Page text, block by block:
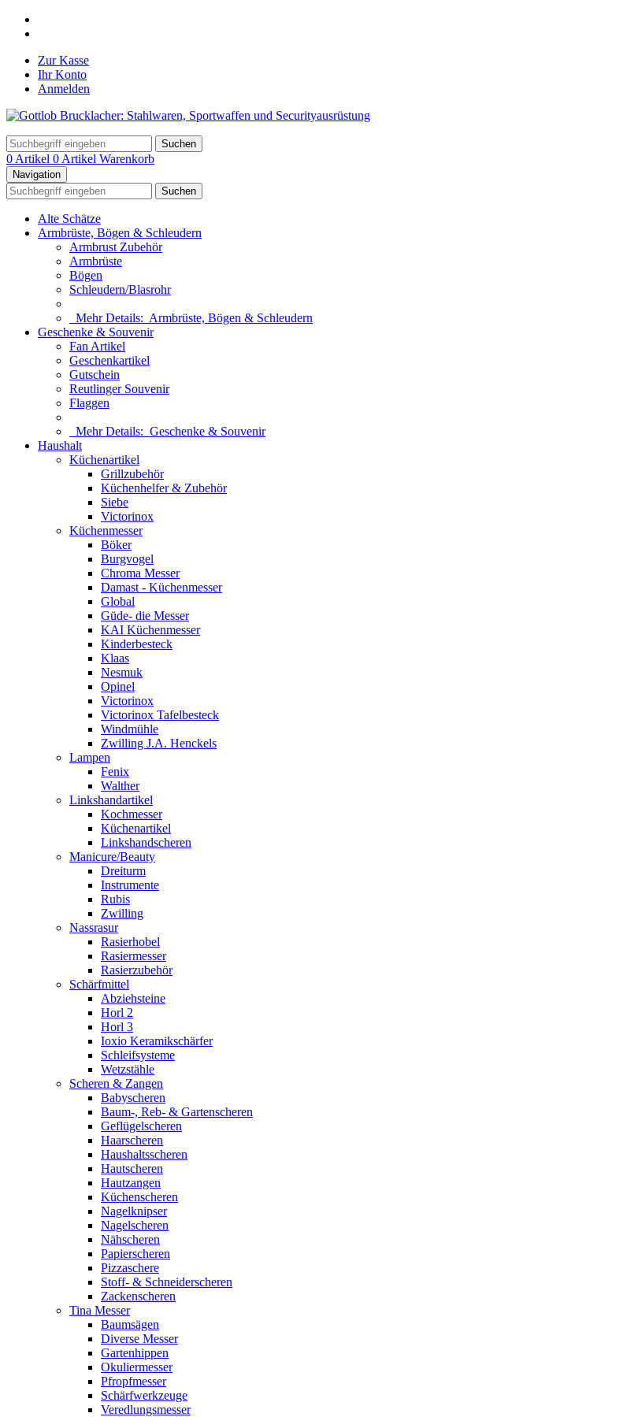
Zur Kasse
Ihr Konto
Anmelden
Suchen
0 Artikel 0 Artikel Warenkorb
Navigation
Suchen
Alte Schätze
Armbrüste, Bögen & Schleudern
Armbrust Zubehör
Armbrüste
Bögen
Schleudern/Blasrohr
Mehr Details: Armbrüste, Bögen & Schleudern
Geschenke & Souvenir
Fan Artikel
Geschenkartikel
Gutschein
Reutlinger Souvenir
Flaggen
Mehr Details: Geschenke & Souvenir
Haushalt
Küchenartikel
Grillzubehör
Küchenhelfer & Zubehör
Siebe
Victorinox
Küchenmesser
Böker
Burgvogel
Chroma Messer
Damast - Küchenmesser
Global
Güde- die Messer
KAI Küchenmesser
Kinderbesteck
Klaas
Nesmuk
Opinel
Victorinox
Victorinox Tafelbesteck
Windmühle
Zwilling J.A. Henckels
Lampen
Fenix
Walther
Linkshandartikel
Kochmesser
Küchenartikel
Linkshandscheren
Manicure/Beauty
Dreiturm
Instrumente
Rubis
Zwilling
Nassrasur
Rasierhobel
Rasiermesser
Rasierzubehör
Schärfmittel
Abziehsteine
Horl 2
Horl 3
Ioxio Keramikschärfer
Schleifsysteme
Wetzstähle
Scheren & Zangen
Babyscheren
Baum-, Reb- & Gartenscheren
Geflügelscheren
Haarscheren
Haushaltsscheren
Hautscheren
Hautzangen
Küchenscheren
Nagelknipser
Nagelscheren
Nähscheren
Papierscheren
Pizzaschere
Stoff- & Schneiderscheren
Zackenscheren
Tina Messer
Baumsägen
Diverse Messer
Gartenhippen
Okuliermesser
Pfropfmesser
Schärfwerkzeuge
Veredlungsmesser